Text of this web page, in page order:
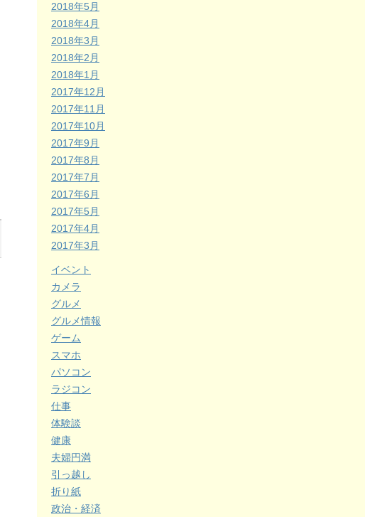
2018年5月
2018年4月
2018年3月
2018年2月
2018年1月
2017年12月
2017年11月
2017年10月
2017年9月
2017年8月
2017年7月
2017年6月
2017年5月
2017年4月
2017年3月
イベント
カメラ
グルメ
グルメ情報
ゲーム
スマホ
パソコン
ラジコン
仕事
体験談
健康
夫婦円満
引っ越し
折り紙
政治・経済